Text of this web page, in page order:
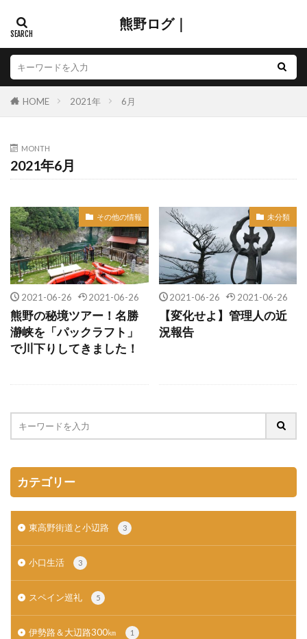
熊野ログ｜
HOME 2021年 6月
MONTH
2021年6月
その他の情報
2021-06-26 2021-06-26
熊野の秘境ツアー！名勝
瀞峡を「パックラフト」
で川下りしてきました！
未分類
2021-06-26 2021-06-26
【変化せよ】管理人の近
況報告
カテゴリー
東高野街道と小辺路 3
小口生活 3
スペイン巡礼 5
伊勢路＆大辺路300㎞ 1